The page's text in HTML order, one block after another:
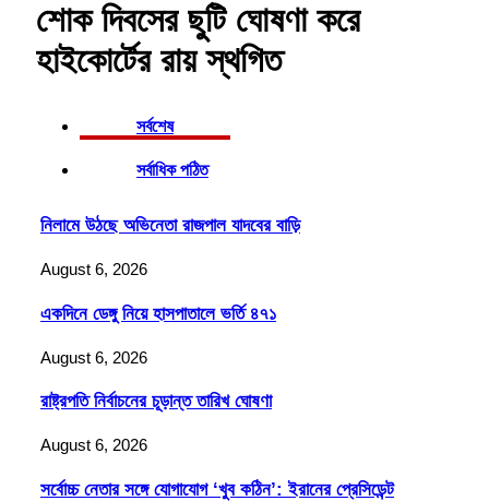
শোক দিবসের ছুটি ঘোষণা করে
হাইকোর্টের রায় স্থগিত
সর্বশেষ
সর্বাধিক পঠিত
নিলামে উঠছে অভিনেতা রাজপাল যাদবের বাড়ি
August 6, 2026
একদিনে ডেঙ্গু নিয়ে হাসপাতালে ভর্তি ৪৭১
August 6, 2026
রাষ্ট্রপতি নির্বাচনের চূড়ান্ত তারিখ ঘোষণা
August 6, 2026
সর্বোচ্চ নেতার সঙ্গে যোগাযোগ ‘খুব কঠিন’: ইরানের প্রেসিডেন্ট